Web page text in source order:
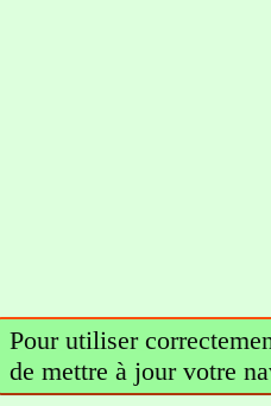
Pour utiliser
de mettre à jour votre